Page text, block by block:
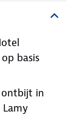
basis
ontbijt in
Lamy